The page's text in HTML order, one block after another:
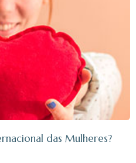
das Mulheres?